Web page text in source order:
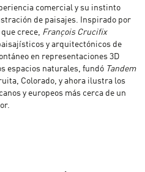
comercial y su instinto
de paisajes. Inspirado por
crece, François Crucifix
y arquitectónicos de
en representaciones 3D
espacios naturales, fundó Tandem
Colorado, y ahora ilustra los
y europeos más cerca de un